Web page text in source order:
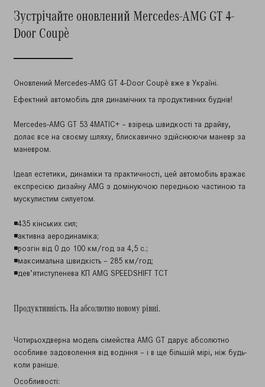
Зустрічайте оновлений Mercedes-AMG GT 4-
Door Coupè
Оновлений Mercedes-AMG GT 4-Door Coupè вже в Україні.
Ефектний автомобіль для динамічних та продуктивних буднів!
Mercedes-AMG GT 53 4MATIC+ – взірець швидкості та драйву,
долає все на своєму шляху, блискавично здійснюючи маневр за
маневром.
Ідеал естетики, динаміки та практичності, цей автомобіль вражає
експресією дизайну AMG з домінуючою передньою частиною та
мускулистим силуетом.
◾435 кінських сил;
◾активна аеродинаміка;
◾розгін від 0 до 100 км/год за 4,5 с.;
◾максимальна швидкість – 285 км/год;
◾дев’ятиступенева КП AMG SPEEDSHIFT TCT
Продуктивність. На абсолютно новому рівні.
Чотирьохдверна модель сімейства AMG GT дарує абсолютно
особливе задоволення від водіння – і в ще більшій мірі, ніж будь-
коли раніше.
Особливості: